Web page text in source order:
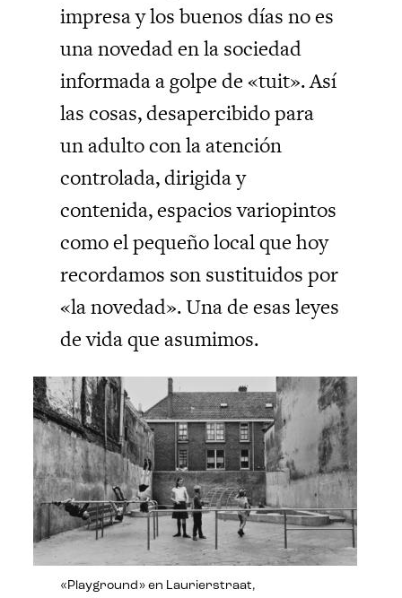
impresa y los buenos días no es
una novedad en la sociedad
informada a golpe de «tuit». Así
las cosas, desapercibido para
un adulto con la atención
controlada, dirigida y
contenida, espacios variopintos
como el pequeño local que hoy
recordamos son sustituidos por
«la novedad». Una de esas leyes
de vida que asumimos.
«Playground» en Laurierstraat,